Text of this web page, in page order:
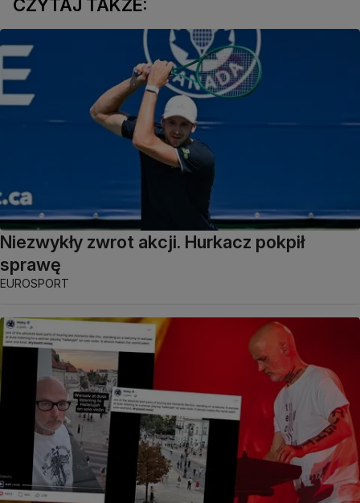
CZYTAJ TAKŻE:
Niezwykły zwrot akcji. Hurkacz pokpił
sprawę
EUROSPORT